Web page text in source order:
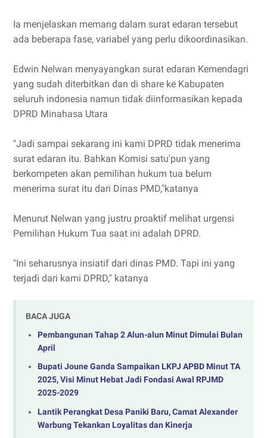
Ia menjelaskan memang dalam surat edaran tersebut
ada beberapa fase, variabel yang perlu dikoordinasikan.
Edwin Nelwan menyayangkan surat edaran Kemendagri
yang sudah diterbitkan dan di share ke Kabupaten
seluruh indonesia namun tidak diinformasikan kepada
DPRD Minahasa Utara
"Jadi sampai sekarang ini kami DPRD tidak menerima
surat edaran itu. Bahkan Komisi satu'pun yang
berkompeten akan pemilihan hukum tua belum
menerima surat itu dari Dinas PMD,"katanya
Menurut Nelwan yang justru proaktif melihat urgensi
Pemilihan Hukum Tua saat ini adalah DPRD.
"Ini seharusnya insiatif dari dinas PMD. Tapi ini yang
terjadi dari kami DPRD," katanya
BACA JUGA
Pembangunan Tahap 2 Alun-alun Minut Dimulai Bulan
April
‎Bupati Joune Ganda Sampaikan LKPJ APBD Minut TA
2025, Visi Minut Hebat Jadi Fondasi Awal RPJMD
2025-2029
Lantik Perangkat Desa Paniki Baru, Camat Alexander
Warbung Tekankan Loyalitas dan Kinerja